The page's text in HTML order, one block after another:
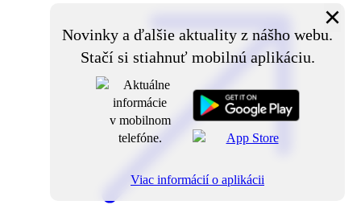
Novinky a ďalšie aktuality z nášho webu.
Stačí si stiahnuť mobilnú aplikáciu.
×
Viac informácií o aplikácii